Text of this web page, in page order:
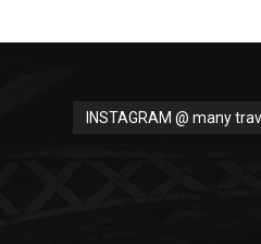
INSTAGRAM @ many